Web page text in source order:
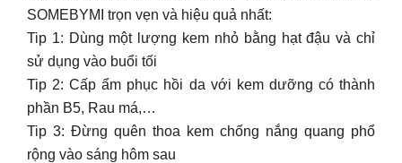
SOMEBYMI trọn vẹn và hiệu quả nhất:
Tip 1: Dùng một lượng kem nhỏ bằng hạt đậu và chỉ
sử dụng vào buổi tối
Tip 2: Cấp ẩm phục hồi da với kem dưỡng có thành
phần B5, Rau má,…
Tip 3: Đừng quên thoa kem chống nắng quang phổ
rộng vào sáng hôm sau